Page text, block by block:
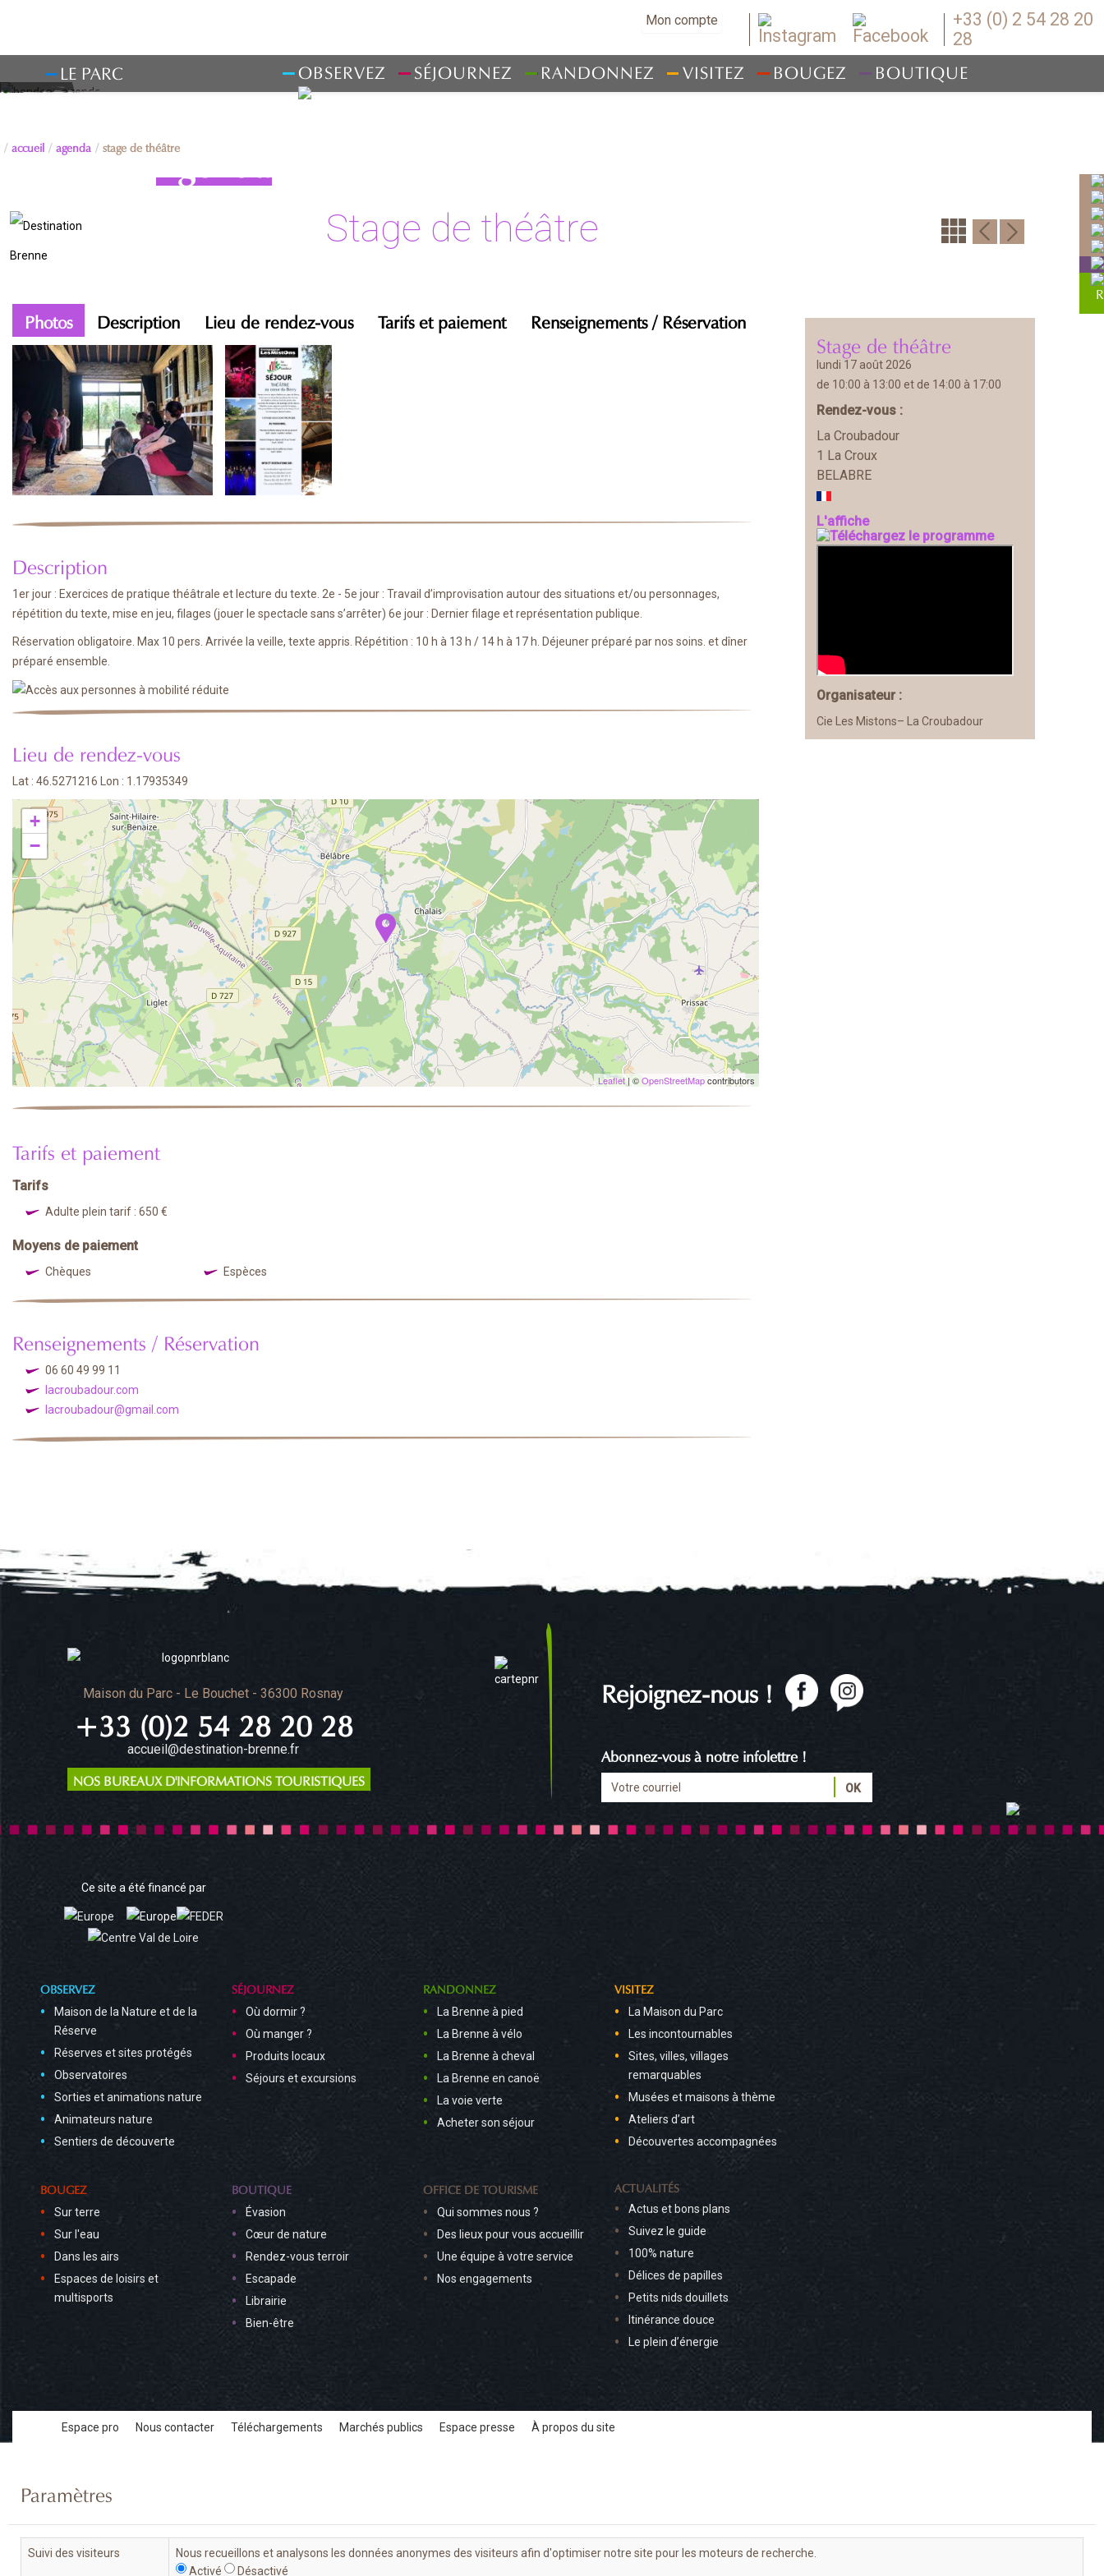
+33 (0) 2 54 28 20
28
Mon compte
LE PARC OBSERVEZ SÉJOURNEZ RANDONNEZ VISITEZ BOUGEZ BOUTIQUE
accueil agenda stage de théâtre
Stage de théâtre
Stage de théâtre
lundi 17 août 2026
de 10:00 à 13:00 et de 14:00 à 17:00
Rendez-vous :
La Croubadour
1 La Croux
BELABRE
L'affiche
Organisateur :
Cie Les Mistons– La Croubadour
Photos Description Lieu de rendez-vous Tarifs et paiement Renseignements / Réservation
Description
1er jour : Exercices de pratique théâtrale et lecture du texte. 2e - 5e jour : Travail d’improvisation autour des situations et/ou personnages,
répétition du texte, mise en jeu, filages (jouer le spectacle sans s’arrêter) 6e jour : Dernier filage et représentation publique.
Réservation obligatoire. Max 10 pers. Arrivée la veille, texte appris. Répétition : 10 h à 13 h / 14 h à 17 h. Déjeuner préparé par nos soins. et dîner
préparé ensemble.
Lieu de rendez-vous
Lat : 46.5271216 Lon : 1.17935349
+
−
Leaflet| ©OpenStreetMapcontributors
Tarifs et paiement
Tarifs
Adulte plein tarif : 650 €
Moyens de paiement
Chèques Espèces
Renseignements / Réservation
06 60 49 99 11
lacroubadour.com
lacroubadour@gmail.com
Maison du Parc - Le Bouchet - 36300 Rosnay
+33 (0)2 54 28 20 28
accueil@destination-brenne.fr
NOS BUREAUX D'INFORMATIONS TOURISTIQUES
Rejoignez-nous !
Abonnez-vous à notre infolettre !
Ce site a été financé par
OBSERVEZ
Maison de la Nature et de la
Réserve
Réserves et sites protégés
Observatoires
Sorties et animations nature
Animateurs nature
Sentiers de découverte
SÉJOURNEZ
Où dormir ?
Où manger ?
Produits locaux
Séjours et excursions
RANDONNEZ
La Brenne à pied
La Brenne à vélo
La Brenne à cheval
La Brenne en canoë
La voie verte
Acheter son séjour
VISITEZ
La Maison du Parc
Les incontournables
Sites, villes, villages
remarquables
Musées et maisons à thème
Ateliers d’art
Découvertes accompagnées
BOUGEZ
Sur terre
Sur l'eau
Dans les airs
Espaces de loisirs et
multisports
BOUTIQUE
Évasion
Cœur de nature
Rendez-vous terroir
Escapade
Librairie
Bien-être
OFFICE DE TOURISME
Qui sommes nous ?
Des lieux pour vous accueillir
Une équipe à votre service
Nos engagements
ACTUALITÉS
Actus et bons plans
Suivez le guide
100% nature
Délices de papilles
Petits nids douillets
Itinérance douce
Le plein d’énergie
Espace pro Nous contacter Téléchargements Marchés publics Espace presse À propos du site
Paramètres
Suivi des visiteurs
Nous recueillons et analysons les données anonymes des visiteurs afin d'optimiser notre site pour les moteurs de recherche.
Activé
Désactivé